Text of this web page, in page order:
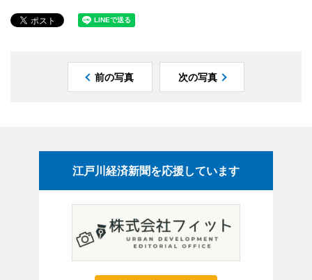
前の写真 次の写真
江戸川経済新聞を応援しています